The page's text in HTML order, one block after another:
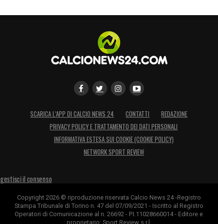
SCARICA L’APP DI CALCIO NEWS 24 CONTATTI
REDAZIONE
PRIVACY POLICY E TRATTAMENTO DEI DATI PERSONALI
INFORMATIVA ESTESA SUI COOKIE (COOKIE POLICY)
NETWORK SPORT REVIEW
gestisci il consenso
Copyright 2026 © riproduzione riservata Calcio News 24 -Registro
Stampa Tribunale di Torino n. 47 del 07/09/2021 - Iscritto al Registro
Operatori di Comunicazione al n. 26692 - P.I.11028660014 - Editore e
proprietario: Sport Review s.r.l.